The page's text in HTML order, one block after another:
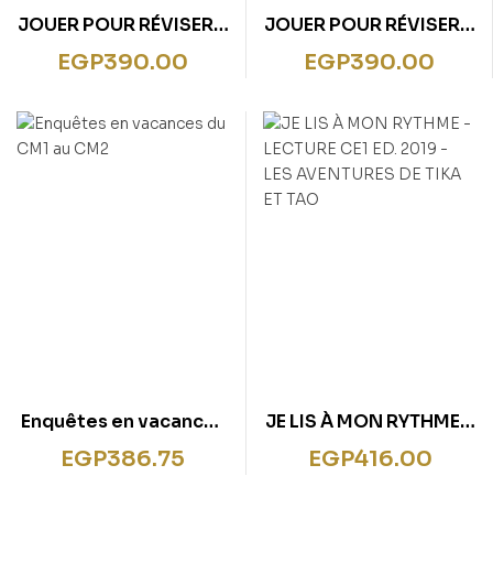
JOUER POUR RÉVISER –
DU CP AU CE1 6-7 ANS
EGP390.00
JOUER POUR RÉVISER –
DE LA PETITE À LA
VACANCES 2020
EGP390.00
Enquêtes en vacances
du CM1 au CM2
EGP386.75
JE LIS À MON RYTHME –
LECTURE CE1 ED. 2019 –
EGP416.00